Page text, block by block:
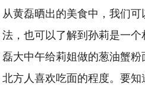
从黄磊晒出的美食中，我们
法，也可以了解到孙莉是一
磊大中午给莉姐做的葱油蟹
北方人喜欢吃面的程度。要